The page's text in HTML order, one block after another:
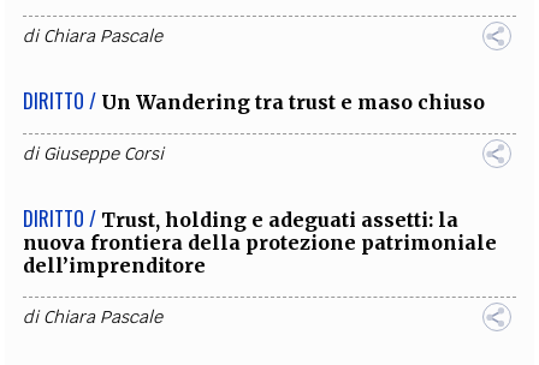
diChiara Pascale
DIRITTO / Un Wandering tra trust e maso chiuso
diGiuseppe Corsi
DIRITTO / Trust, holding e adeguati assetti: la
nuova frontiera della protezione patrimoniale
dell’imprenditore
diChiara Pascale